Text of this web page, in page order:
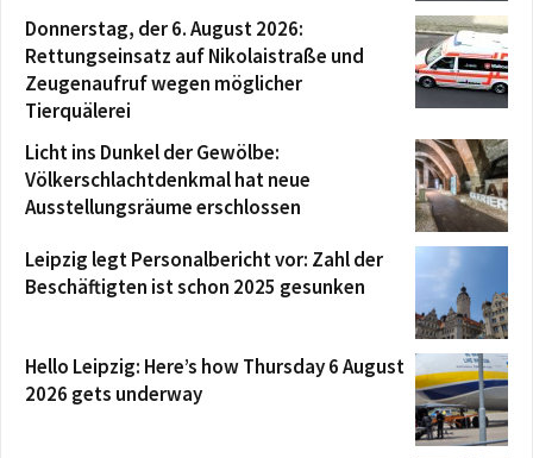
Donnerstag, der 6. August 2026:
Rettungseinsatz auf Nikolaistraße und
Zeugenaufruf wegen möglicher
Tierquälerei
Licht ins Dunkel der Gewölbe:
Völkerschlachtdenkmal hat neue
Ausstellungsräume erschlossen
Leipzig legt Personalbericht vor: Zahl der
Beschäftigten ist schon 2025 gesunken
Hello Leipzig: Here’s how Thursday 6 August
2026 gets underway